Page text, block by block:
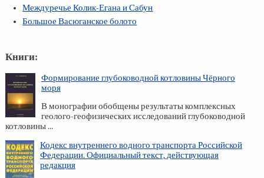
Междуречье Колик-Егана и Сабун
Большое Васюганское болото
Книги:
Формирование глубоководной котловины Чёрного
моря
В монографии обобщены результаты комплексных
геолого-геофизических исследований глубоководной
котловины ...
Кодекс внутреннего водного транспорта Российской
Федерации. Официальный текст, действующая
редакция